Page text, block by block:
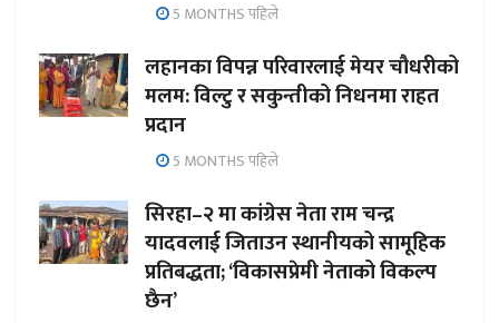
5 MONTHS पहिले
लहानका विपन्न परिवारलाई मेयर चौधरीको
मलम: विल्टु र सकुन्तीको निधनमा राहत
प्रदान
5 MONTHS पहिले
सिरहा–२ मा कांग्रेस नेता राम चन्द्र
यादवलाई जिताउन स्थानीयको सामूहिक
प्रतिबद्धता; ‘विकासप्रेमी नेताको विकल्प
छैन’